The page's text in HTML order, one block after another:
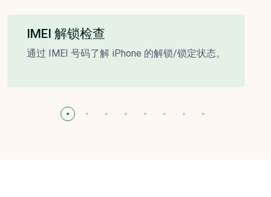
IMEI 解锁检查
通过 IMEI 号码了解 iPhone 的解锁/锁定状态。